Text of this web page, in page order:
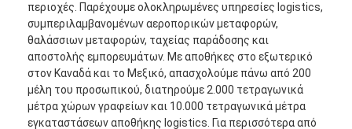
περιοχές. Παρέχουμε ολοκληρωμένες υπηρεσίες logistics,
συμπεριλαμβανομένων αεροπορικών μεταφορών,
θαλάσσιων μεταφορών, ταχείας παράδοσης και
αποστολής εμπορευμάτων. Με αποθήκες στο εξωτερικό
στον Καναδά και το Μεξικό, απασχολούμε πάνω από 200
μέλη του προσωπικού, διατηρούμε 2.000 τετραγωνικά
μέτρα χώρων γραφείων και 10.000 τετραγωνικά μέτρα
εγκαταστάσεων αποθήκης logistics. Για περισσότερα από